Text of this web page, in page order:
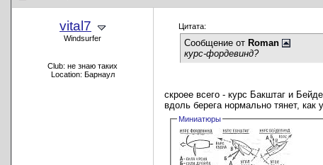
vital7
Windsurfer
Club: не знаю таких
Location: Барнаул
Цитата:
Сообщение от Roman
курс-фордевинд?
скроее всего - курс Бакштаг и
вдоль берега нормально тянет, как
Миниатюры